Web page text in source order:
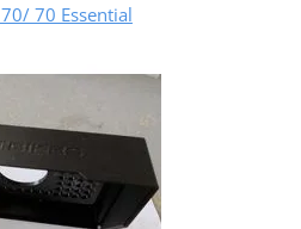
70/ 70 Essential